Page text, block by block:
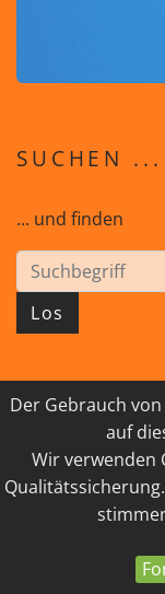
Der Gebrauch
auf
Wir verwenden
SUCHEN ...
... und finden
Los
© 2026